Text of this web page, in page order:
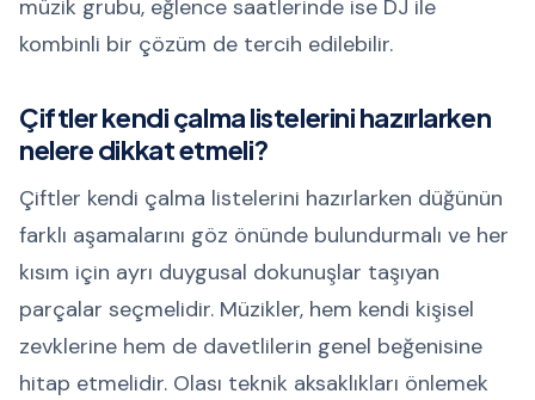
müzik grubu, eğlence saatlerinde ise DJ ile
kombinli bir çözüm de tercih edilebilir.
Çiftler kendi çalma listelerini hazırlarken
nelere dikkat etmeli?
Çiftler kendi çalma listelerini hazırlarken düğünün
farklı aşamalarını göz önünde bulundurmalı ve her
kısım için ayrı duygusal dokunuşlar taşıyan
parçalar seçmelidir. Müzikler, hem kendi kişisel
zevklerine hem de davetlilerin genel beğenisine
hitap etmelidir. Olası teknik aksaklıkları önlemek